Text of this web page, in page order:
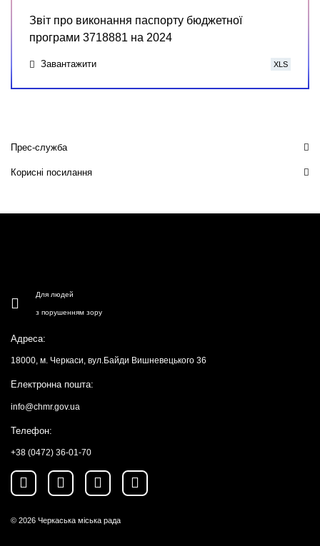
Звіт про виконання паспорту бюджетної
програми 3718881 на 2024
Завантажити XLS
Прес-служба
Корисні посилання
Для людей
з порушенням зору
Адреса:
18000, м. Черкаси, вул.Байди Вишневецького 36
Електронна пошта:
info@chmr.gov.ua
Телефон:
+38 (0472) 36-01-70
© 2026 Черкаська міська рада